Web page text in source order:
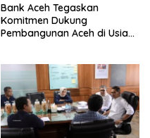
Bank Aceh Tegaskan
Komitmen Dukung
Pembangunan Aceh di Usia